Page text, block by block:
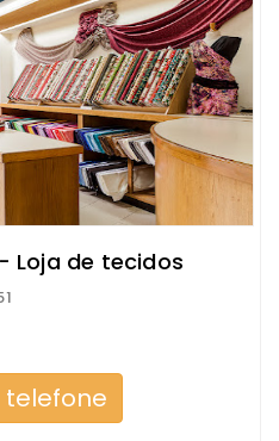
Loja de tecidos
telefone